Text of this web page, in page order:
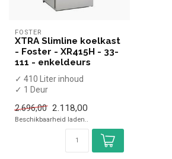
FOSTER
XTRA Slimline koelkast
- Foster - XR415H - 33-
111 - enkeldeurs
✓ 410 Liter inhoud
✓ 1 Deur
✓ Geforceerd
✓ Breedte 60 cm,...
2.696,00 2.118,00
Beschikbaarheid laden..